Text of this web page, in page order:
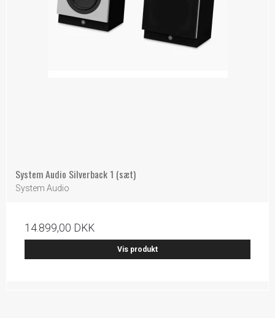
System Audio Silverback 1 (sæt)
System Audio
14.899,00 DKK
Vis produkt